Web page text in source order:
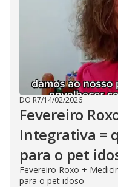
DO R7/14/02/2026
Fevereiro
Integrativa =
para o pet
Fevereiro Roxo +
para o pet idoso